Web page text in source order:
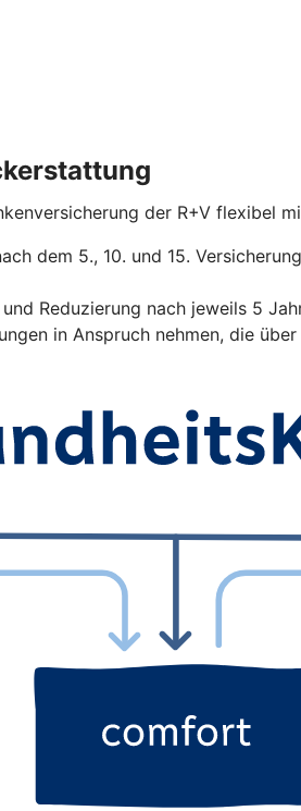
der R+V flexibel
dem 5., 10. und 15.
Reduzierung nach jeweils 5
in Anspruch nehmen, die